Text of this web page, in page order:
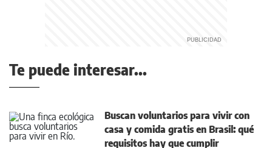
Te puede interesar...
Buscan voluntarios para vivir con
casa y comida gratis en Brasil: qué
requisitos hay que cumplir